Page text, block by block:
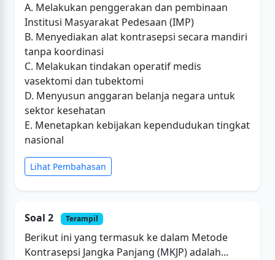
A. Melakukan penggerakan dan pembinaan
Institusi Masyarakat Pedesaan (IMP)
B. Menyediakan alat kontrasepsi secara mandiri
tanpa koordinasi
C. Melakukan tindakan operatif medis
vasektomi dan tubektomi
D. Menyusun anggaran belanja negara untuk
sektor kesehatan
E. Menetapkan kebijakan kependudukan tingkat
nasional
Lihat Pembahasan
Soal 2 Terampil
Berikut ini yang termasuk ke dalam Metode
Kontrasepsi Jangka Panjang (MKJP) adalah...